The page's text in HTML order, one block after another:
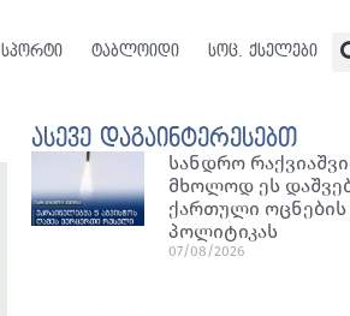
სპორტი ტაბლოიდი სოც. ქსელები
ასევე დაგაინტერესებთ
სანდრო
მხოლოდ ეს
ქართული ოცნების
პოლიტიკას
07/08/2026